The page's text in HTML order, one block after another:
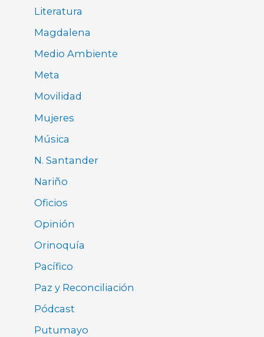
Literatura
Magdalena
Medio Ambiente
Meta
Movilidad
Mujeres
Música
N. Santander
Nariño
Oficios
Opinión
Orinoquía
Pacífico
Paz y Reconciliación
Pódcast
Putumayo